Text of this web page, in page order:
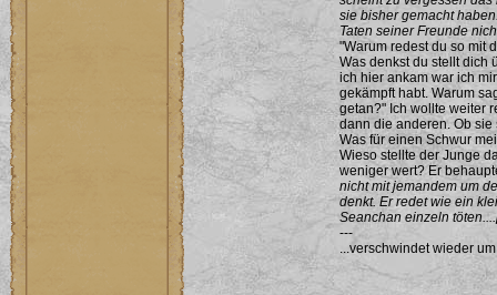
sie bisher gemacht
Taten seiner Freunde
"Warum redest du so mit
Was denkst du stellt dich
ich hier ankam war ich
gekämpft habt. Warum
getan?" Ich wollte weiter
dann die anderen. Ob
Was für einen Schwur
Wieso stellte der Junge
weniger wert? Er
nicht mit jemandem um
denkt. Er redet wie ein
Seanchan einzeln
---
...verschwindet wieder